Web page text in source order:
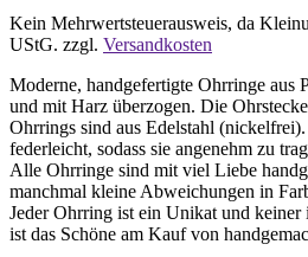
Kein Mehrwertsteuerausweis, da
UStG. zzgl. Versandkosten
Moderne, handgefertigte Ohrringe aus
und mit Harz überzogen. Die
Ohrrings sind aus Edelstahl
federleicht, sodass sie angenehm zu
Alle Ohrringe sind mit viel Liebe
manchmal kleine Abweichungen in
Jeder Ohrring ist ein Unikat und keiner
ist das Schöne am Kauf von